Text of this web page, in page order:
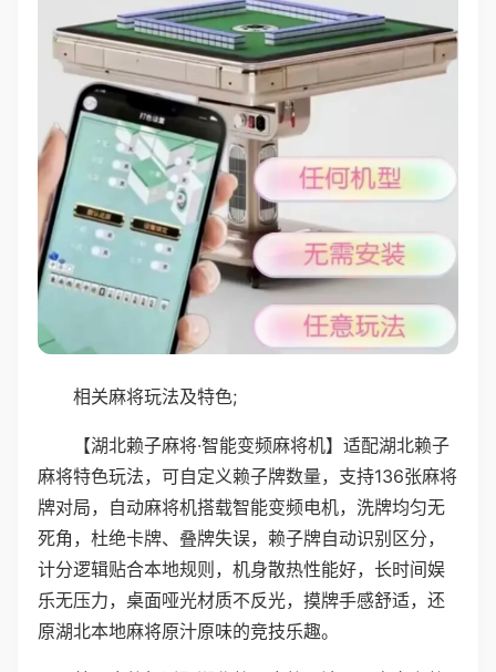
相关麻将玩法及特色;
【湖北赖子麻将·智能变频麻将机】适配湖北赖子
麻将特色玩法，可自定义赖子牌数量，支持136张麻将
牌对局，自动麻将机搭载智能变频电机，洗牌均匀无
死角，杜绝卡牌、叠牌失误，赖子牌自动识别区分，
计分逻辑贴合本地规则，机身散热性能好，长时间娱
乐无压力，桌面哑光材质不反光，摸牌手感舒适，还
原湖北本地麻将原汁原味的竞技乐趣。